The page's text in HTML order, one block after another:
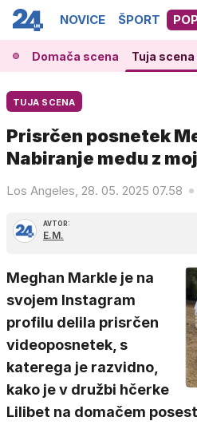
NOVICE ŠPORT
Domača scena Tuja scena
TUJA SCENA
Prisrčen posnetek
Nabiranje medu z
Los Angeles, 28. 05. 2025 07.58
AVTOR:
E.M.
Meghan Markle je na
svojem Instagram
profilu delila prisrčen
videoposnetek, s
katerega je razvidno,
kako je v družbi hčerke
Lilibet na domačem